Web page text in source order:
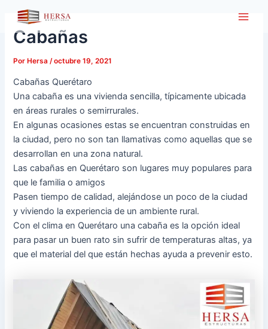
contenido
Main
Cabañas
PorHersa /octubre 19, 2021
Cabañas Querétaro
Una cabaña es una vivienda sencilla, típicamente ubicada
en áreas rurales o semirrurales.
En algunas ocasiones estas se encuentran construidas en
la ciudad, pero no son tan llamativas como aquellas que se
desarrollan en una zona natural.
Las cabañas en Querétaro son lugares muy populares para
que le familia o amigos
Pasen tiempo de calidad, alejándose un poco de la ciudad
y viviendo la experiencia de un ambiente rural.
Con el clima en Querétaro una cabaña es la opción ideal
para pasar un buen rato sin sufrir de temperaturas altas, ya
que el material del que están hechas ayuda a prevenir esto.